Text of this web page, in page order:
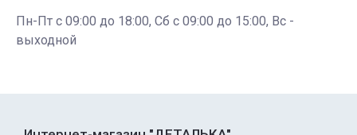
Пн-Пт с 09:00 до 18:00, Сб с 09:00 до 15:00, Вс -
выходной